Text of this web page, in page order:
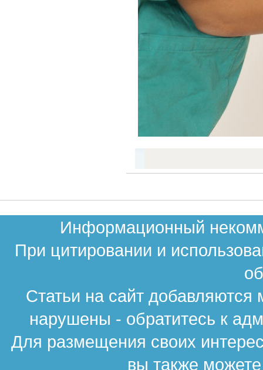
Информационный
При цитировании и
Статьи на сайт
нарушены - обратитесь к
Для размещения своих
вы также